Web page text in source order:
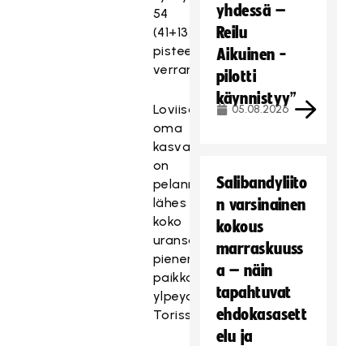
54
(41+13)
pisteen
verran.
Loviisan
oma
kasvatti
on
pelannut
lähes
koko
uransa
pienen
paikkakunnan
ylpeydessä,
Torissa.
yhdessä –
Reilu
Aikuinen -
pilotti
käynnistyy”
05.08.2026
Salibandyliito
n varsinainen
kokous
marraskuuss
a – näin
tapahtuvat
ehdokasasett
elu ja